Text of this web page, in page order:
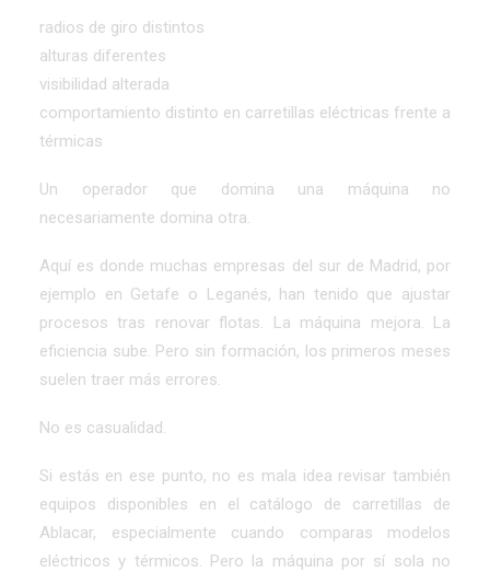
radios de giro distintos
alturas diferentes
visibilidad alterada
comportamiento distinto en carretillas eléctricas frente a
térmicas
Un operador que domina una máquina no
necesariamente domina otra.
Aquí es donde muchas empresas del sur de Madrid, por
ejemplo en Getafe o Leganés, han tenido que ajustar
procesos tras renovar flotas. La máquina mejora. La
eficiencia sube. Pero sin formación, los primeros meses
suelen traer más errores.
No es casualidad.
Si estás en ese punto, no es mala idea revisar también
equipos disponibles en el catálogo de carretillas de
Ablacar, especialmente cuando comparas modelos
eléctricos y térmicos. Pero la máquina por sí sola no